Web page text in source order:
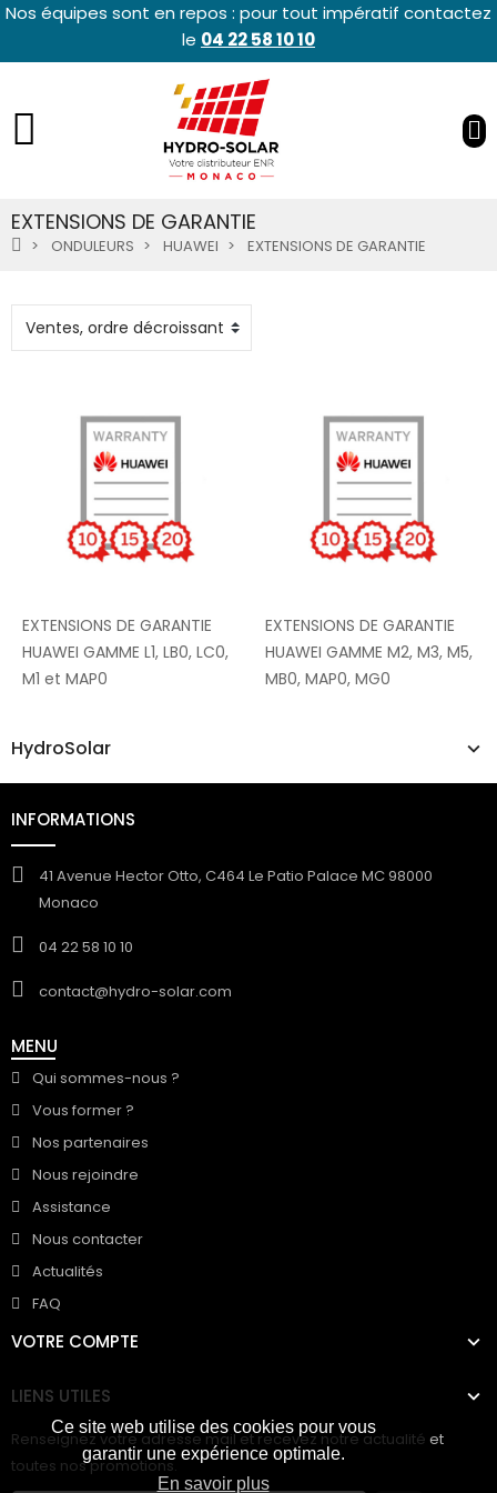
Ce site web utilise des cookies pour vous
garantir une expérience optimale.
En savoir plus
Nos équipes sont en repos : pour tout impératif contactez
le 04 22 58 10 10
EXTENSIONS DE GARANTIE
ONDULEURS HUAWEI EXTENSIONS DE GARANTIE
HydroSolar
EXTENSIONS DE GARANTIE
HUAWEI GAMME L1, LB0, LC0,
M1 et MAP0
EXTENSIONS DE GARANTIE
HUAWEI GAMME M2, M3, M5,
MB0, MAP0, MG0
INFORMATIONS
41 Avenue Hector Otto, C464 Le Patio Palace MC 98000
Monaco
04 22 58 10 10
contact@hydro-solar.com
MENU
Qui sommes-nous ?
Vous former ?
Nos partenaires
Nous rejoindre
Assistance
Nous contacter
Actualités
FAQ
VOTRE COMPTE
LIENS UTILES
Renseignez votre adresse mail et recevez notre actualité et
toutes nos promotions.